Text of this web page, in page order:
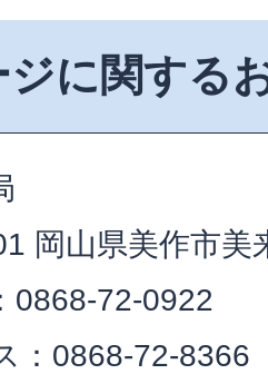
ジに関する
岡山県美作市美
0868-72-0922
：0868-72-8366